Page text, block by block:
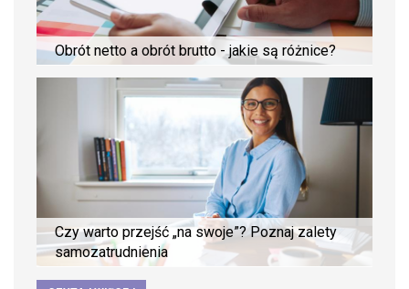
Obrót netto a obrót brutto - jakie są różnice?
Czy warto przejść „na swoje”? Poznaj zalety
samozatrudnienia